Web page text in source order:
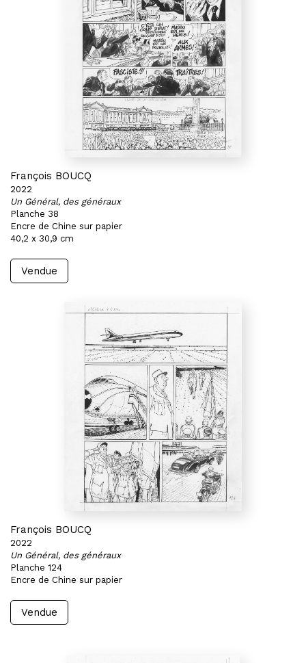
François BOUCQ
2022
Un Général, des généraux
Planche 38
Encre de Chine sur papier
40,2 x 30,9 cm
Vendue
François BOUCQ
2022
Un Général, des généraux
Planche 124
Encre de Chine sur papier
Vendue